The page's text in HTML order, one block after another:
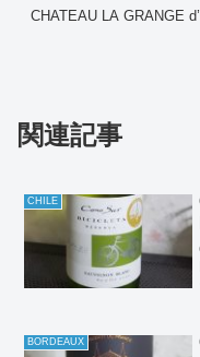
CHATEAU LA GRANGE
関連記事
CHILE
BORDEAUX